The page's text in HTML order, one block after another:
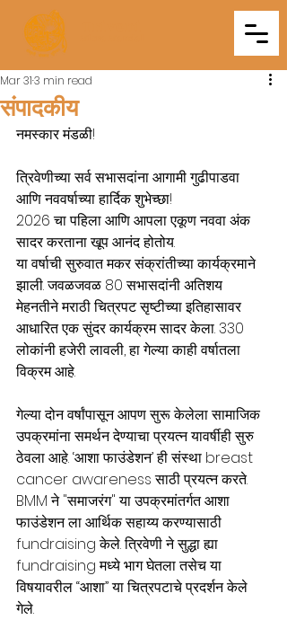
संपादकीय
Mar 313 min read
नमस्कार मंडळी!
त्रिवेणीच्या सर्व सभासदांना आगामी गुढीपाडवा
आणि नववर्षाच्या हार्दिक शुभेच्छा!
2026 चा पहिला आणि आपला एकूण नववा अंक
सादर करताना खूप आनंद होतोय.
या वर्षाची सुरुवात मकर संक्रांतीच्या कार्यक्रमाने
झाली. जवळजवळ 80 सभासदांनी अतिशय
मेहनतीने मराठी चित्रपट सृष्टीच्या इतिहासावर
आधारित एक सुंदर कार्यक्रम सादर केला. 330
लोकांनी हजेरी लावली, हा गेल्या काही वर्षातला
विक्रम आहे.
गेल्या दोन वर्षांपासून आपण सुरू केलेला सामाजिक
उपक्रमांना समर्थन देण्याचा प्रयत्न यावर्षीही सुरु
ठेवला आहे. ‘आशा फाउंडेशन’ ही संस्था breast
cancer awareness साठी प्रयत्न करते.
BMM ने "समाजरंग" या उपक्रमांतर्गत आशा
फाउंडेशन ला आर्थिक सहाय्य करण्यासाठी
fundraising केले. त्रिवेणी ने सुद्धा ह्या
fundraising मध्ये भाग घेतला तसेच या
विषयावरील “आशा” या चित्रपटाचे प्रदर्शन केले
गेले.